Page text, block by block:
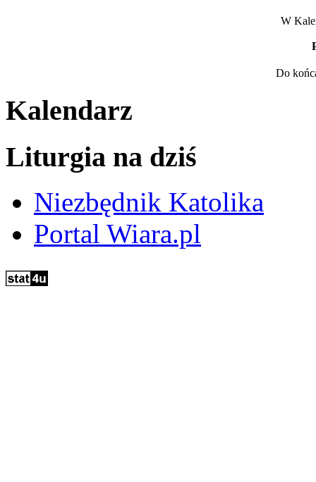
W
Do
Kalendarz
Liturgia na dziś
Niezbędnik Katolika
Portal Wiara.pl